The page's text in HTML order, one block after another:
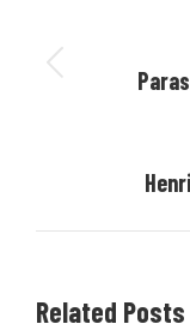
navigation
Related Posts